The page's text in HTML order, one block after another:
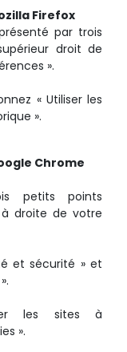
Firefox
par trois
droit de
».
« Utiliser les
».
Chrome
petits points
droite de votre
et sécurité » et
les sites à
».